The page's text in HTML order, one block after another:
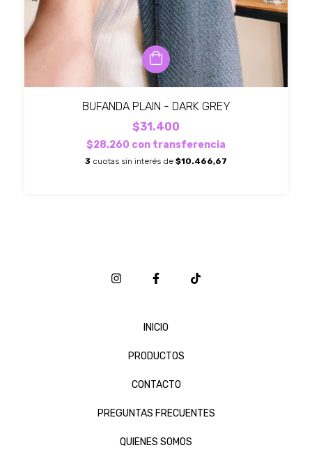
BUFANDA PLAIN - DARK GREY
$31.400
$28.260 con transferencia
3 cuotas sin interés de $10.466,67
INICIO
PRODUCTOS
CONTACTO
PREGUNTAS FRECUENTES
QUIENES SOMOS